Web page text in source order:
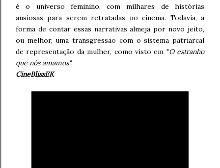
é o universo feminino, com milhares de histórias
ansiosas para serem retratadas no cinema. Todavia, a
forma de contar essas narrativas almeja por novo jeito,
ou melhor, uma transgressão com o sistema patriarcal
de representação da mulher, como visto em "O estranho
que nós amamos".
CineBlissEK